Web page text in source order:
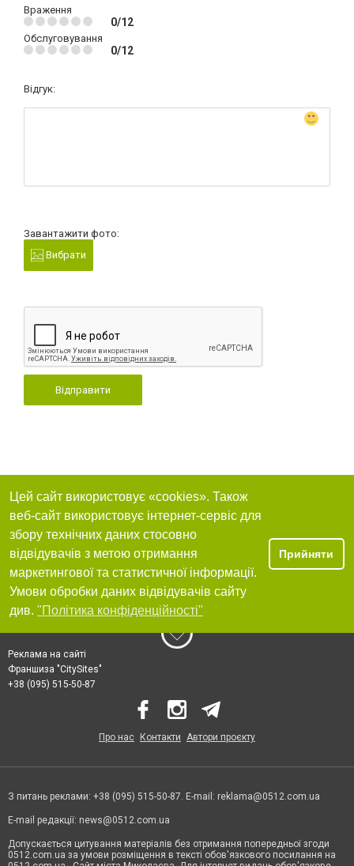
Враження
0/12
Обслуговування
0/12
Відгук:
Завантажити фото:
Вибрати
Відправити
Цей сайт використовує «cookies». Також
веб-сайт використовує інтернет-сервіс для
збору технічних даних стосовно
відвідувачів з метою отримання
маркетингової та статистичної інформації.
Умови обробки даних відвідувачів сайту
див. "Політика конфіденційності"
Прийняти
Реклама на сайті
Франшиза "CitySites"
+38 (095) 515-50-87
Про нас Контакти Автори проєкту
З питань реклами: +38 (095) 515-50-87. E-mail: reklama@0512.com.ua
E-mail редакції: news@0512.com.ua
Допускається цитування матеріалів без отримання попередньої згоди
0512.com.ua за умови розміщення в тексті обов'язкового посилання на